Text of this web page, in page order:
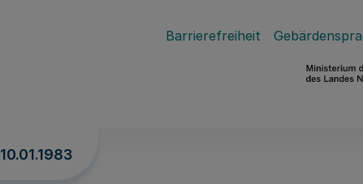
Barrierefreiheit
10.01.1983